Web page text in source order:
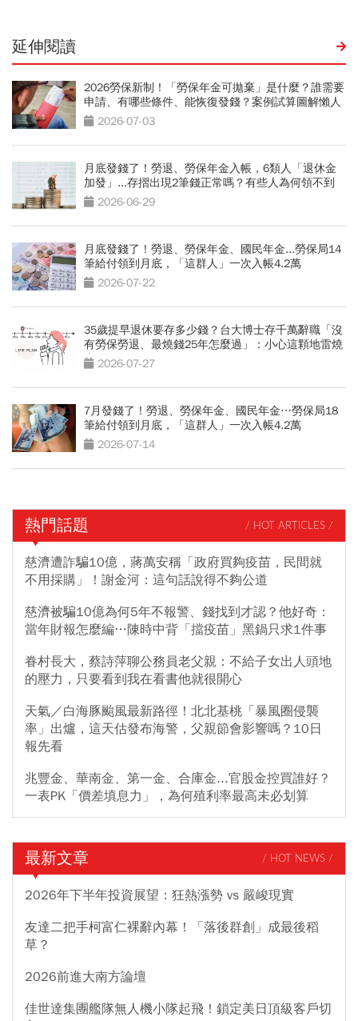
延伸閱讀
2026勞保新制！「勞保年金可拋棄」是什麼？誰需要
申請、有哪些條件、能恢復發錢？案例試算圖解懶人
包 2026-07-03
月底發錢了！勞退、勞保年金入帳，6類人「退休金
加發」...存摺出現2筆錢正常嗎？有些人為何領不到
2026-06-29
月底發錢了！勞退、勞保年金、國民年金...勞保局14
筆給付領到月底，「這群人」一次入帳4.2萬
2026-07-22
35歲提早退休要存多少錢？台大博士存千萬辭職「沒
有勞保勞退、最燒錢25年怎麼過」：小心這顆地雷燒
光存款
2026-07-27
7月發錢了！勞退、勞保年金、國民年金…勞保局18
筆給付領到月底，「這群人」一次入帳4.2萬
2026-07-14
熱門話題 / HOT ARTICLES /
慈濟遭詐騙10億，蔣萬安稱「政府買夠疫苗，民間就
不用採購」！謝金河：這句話說得不夠公道
慈濟被騙10億為何5年不報警、錢找到才認？他好奇：
當年財報怎麼編…陳時中背「擋疫苗」黑鍋只求1件事
眷村長大，蔡詩萍聊公務員老父親：不給子女出人頭地
的壓力，只要看到我在看書他就很開心
天氣／白海豚颱風最新路徑！北北基桃「暴風圈侵襲
率」出爐，這天估發布海警，父親節會影響嗎？10日
報先看
兆豐金、華南金、第一金、合庫金...官股金控買誰好？
一表PK「價差填息力」，為何殖利率最高未必划算
最新文章 / HOT NEWS /
2026年下半年投資展望：狂熱漲勢 vs 嚴峻現實
友達二把手柯富仁裸辭內幕！「落後群創」成最後稻
草？
2026前進大南方論壇
佳世達集團艦隊無人機小隊起飛！鎖定美日頂級客戶切